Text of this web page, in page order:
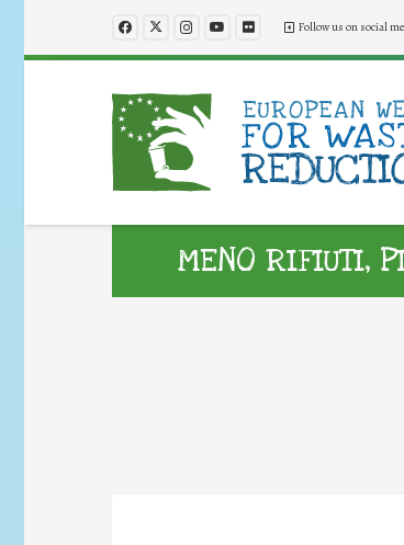
Follow us on social
MENO RIFIUTI,